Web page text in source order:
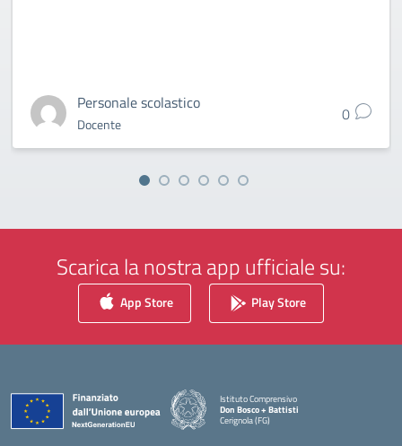
Personale scolastico
Docente 0
Scarica la nostra app ufficiale su:
App Store Play Store
Istituto Comprensivo
Don Bosco + Battisti
Cerignola (FG)
— Visita la pagina iniziale della scuola